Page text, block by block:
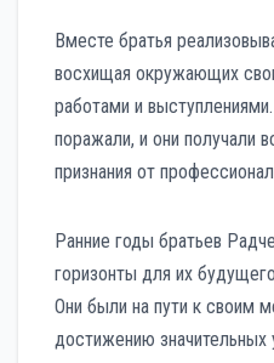
Вместе братья
восхищая окружающих
работами и
поражали, и они получали
признания от
Ранние годы братьев
горизонты для их
Они были на пути к своим
достижению значительных